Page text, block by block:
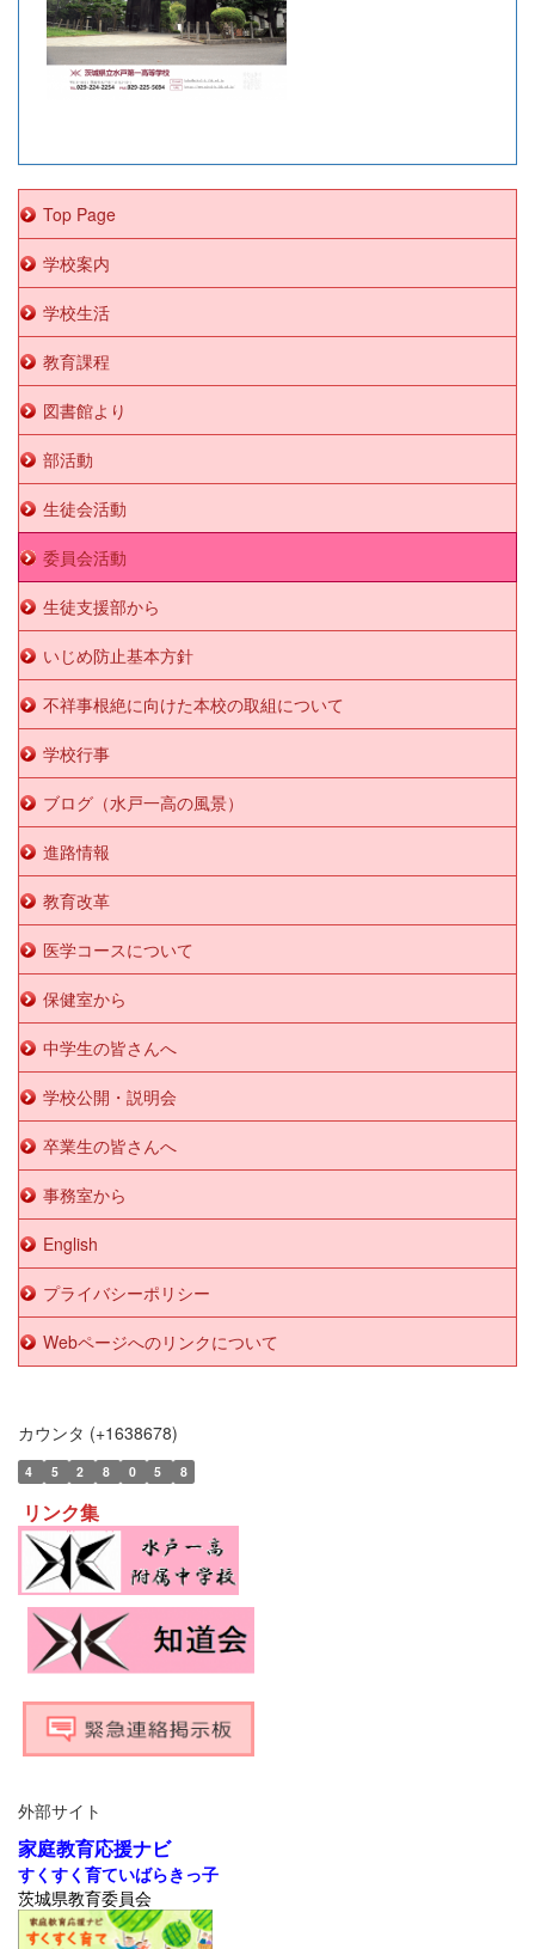
Top Page
学校案内
学校生活
教育課程
図書館より
部活動
生徒会活動
委員会活動
生徒支援部から
いじめ防止基本方針
不祥事根絶に向けた本校の取組について
学校行事
ブログ（水戸一高の風景）
進路情報
教育改革
医学コースについて
保健室から
中学生の皆さんへ
学校公開・説明会
卒業生の皆さんへ
事務室から
English
プライバシーポリシー
Webページへのリンクについて
カウンタ (+1638678)
4 5 2 8 0 5 8
リンク集
外部サイト
家庭教育応援ナビ
すくすく育ていばらきっ子
茨城県教育委員会